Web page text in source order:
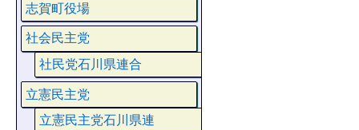
志賀町役場
社会民主党
社民党石川県連合
立憲民主党
立憲民主党石川県連